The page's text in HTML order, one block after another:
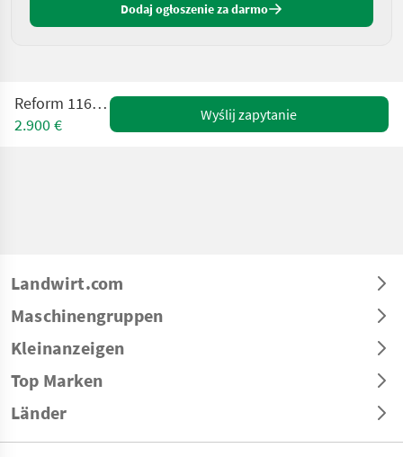
Dodaj ogłoszenie za darmo
Reform 116 (25466)
2.900 €
Wyślij zapytanie
Landwirt.com
Maschinengruppen
Kleinanzeigen
Top Marken
Länder